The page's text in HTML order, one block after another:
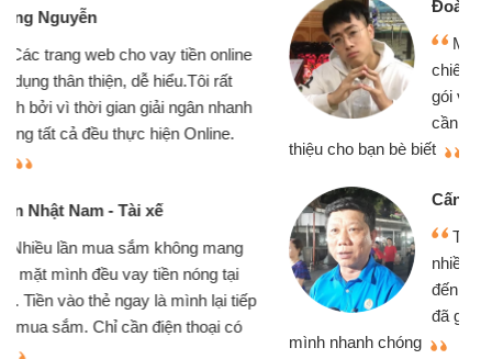
Mình cần tiền gấp nên định cầm cố
chiếc xe wave nhưng thật may đã có
gói vay tiền bằng CMND online không
cần gặp mặt nên rất tiện lợi, sẽ giới
thiệu cho bạn bè biết
Cấn Văn Lực - Tạp hóa
Tôi kinh doanh buôn bán nhỏ lẻ
nhiều lúc cần vốn nhập hàng, nhờ biết
đến website qua bạn bè giới thiệu tôi
đã giải quyết được công việc của